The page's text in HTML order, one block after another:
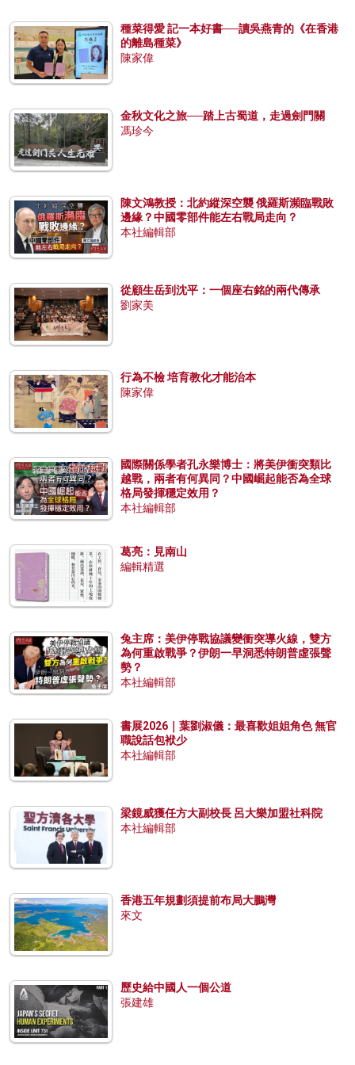
種菜得愛 記一本好書──讀吳燕青的《在香港
的離島種菜》
陳家偉
金秋文化之旅──踏上古蜀道，走過劍門關
馮珍今
陳文鴻教授：北約縱深空襲 俄羅斯瀕臨戰敗
邊緣？中國零部件能左右戰局走向？
本社編輯部
從顧生岳到沈平：一個座右銘的兩代傳承
劉家美
行為不檢 培育教化才能治本
陳家偉
國際關係學者孔永樂博士：將美伊衝突類比
越戰，兩者有何異同？中國崛起能否為全球
格局發揮穩定效用？
本社編輯部
葛亮：見南山
編輯精選
兔主席：美伊停戰協議變衝突導火線，雙方
為何重啟戰爭？伊朗一早洞悉特朗普虛張聲
勢？
本社編輯部
書展2026｜葉劉淑儀：最喜歡姐姐角色 無官
職說話包袱少
本社編輯部
梁鏡威獲任方大副校長 呂大樂加盟社科院
本社編輯部
香港五年規劃須提前布局大鵬灣
來文
歷史給中國人一個公道
張建雄